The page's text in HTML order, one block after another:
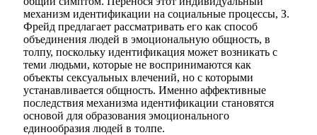
механизм идентификации на социальные процессы, З.
Фрейд предлагает рассматривать его как способ
объединения людей в эмоциональную общность, в
толпу, поскольку идентификация может возникать с
теми людьми, которые не воспринимаются как
объекты сексуальных влечений, но с которыми
устанавливается общность. Именно аффективные
последствия механизма идентификации становятся
основой для образования эмоционального
единообразия людей в толпе.